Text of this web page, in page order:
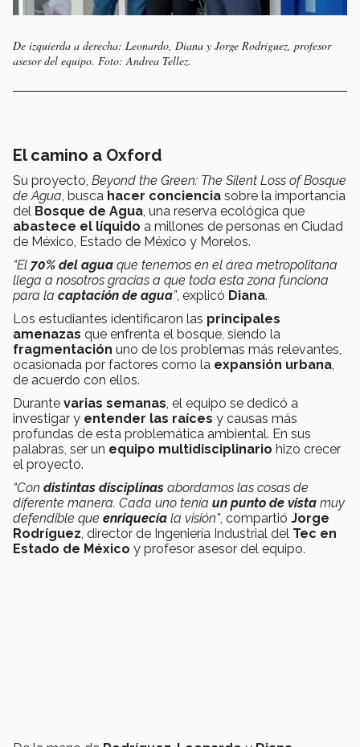
De izquierda a derecha: Leonardo, Diana y Jorge Rodríguez, profesor
asesor del equipo. Foto: Andrea Tellez.
El camino a Oxford
Su proyecto, Beyond the Green: The Silent Loss of Bosque
de Agua, busca hacer conciencia sobre la importancia
del Bosque de Agua, una reserva ecológica que
abastece el líquido a millones de personas en Ciudad
de México, Estado de México y Morelos.
“El 70% del agua que tenemos en el área metropolitana
llega a nosotros gracias a que toda esta zona funciona
para la captación de agua”, explicó Diana.
Los estudiantes identificaron las principales
amenazas que enfrenta el bosque, siendo la
fragmentación uno de los problemas más relevantes,
ocasionada por factores como la expansión urbana,
de acuerdo con ellos.
Durante varias semanas, el equipo se dedicó a
investigar y entender las raíces y causas más
profundas de esta problemática ambiental. En sus
palabras, ser un equipo multidisciplinario hizo crecer
el proyecto.
“Con distintas disciplinas abordamos las cosas de
diferente manera. Cada uno tenía un punto de vista muy
defendible que enriquecía la visión”, compartió Jorge
Rodríguez, director de Ingeniería Industrial del Tec en
Estado de México y profesor asesor del equipo.